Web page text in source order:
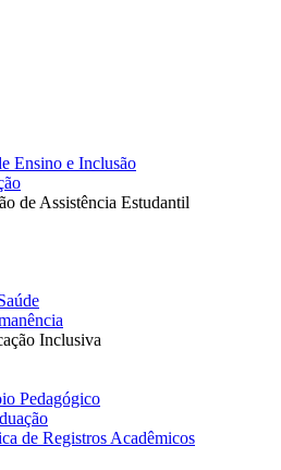
Ensino e Inclusão
de Assistência Estudantil
Inclusiva
Pedagógico
de Registros Acadêmicos